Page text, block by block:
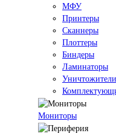
МФУ
Принтеры
Сканнеры
Плоттеры
Биндеры
Ламинаторы
Мониторы